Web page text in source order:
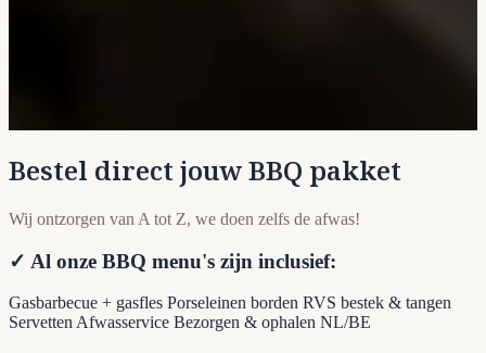
Bestel direct jouw BBQ pakket
Wij ontzorgen van A tot Z, we doen zelfs de afwas!
✓ Al onze BBQ menu's zijn inclusief:
Gasbarbecue + gasfles Porseleinen borden RVS bestek & tangen
ServettenAfwasservice Bezorgen & ophalen NL/BE